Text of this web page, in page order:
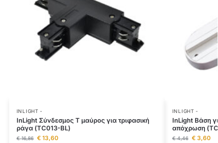
INLIGHT -
InLight Σύνδεσμος Τ μαύρος για τριφασική
ράγα (TC013-BL)
€16,86 €13,60
INLIGHT -
InLight Βάση
απόχρωση
€4,46 €3,60